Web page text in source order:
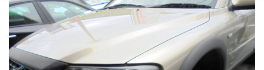
切
り
替
え